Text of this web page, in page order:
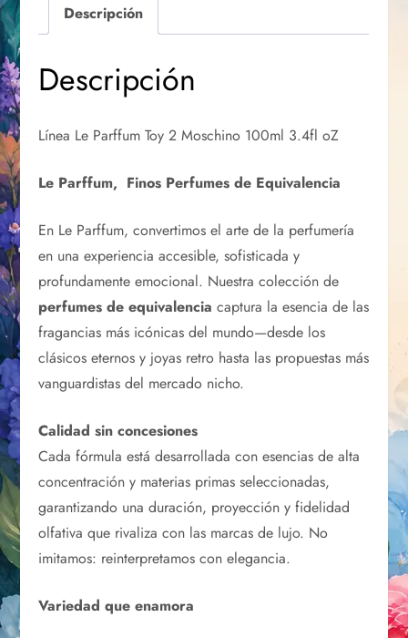
Descripción
Descripción
Línea Le Parffum Toy 2 Moschino 100ml 3.4fl oZ
Le Parffum, Finos Perfumes de Equivalencia
En Le Parffum, convertimos el arte de la perfumería
en una experiencia accesible, sofisticada y
profundamente emocional. Nuestra colección de
perfumes de equivalencia captura la esencia de las
fragancias más icónicas del mundo—desde los
clásicos eternos y joyas retro hasta las propuestas más
vanguardistas del mercado nicho.
Calidad sin concesiones
Cada fórmula está desarrollada con esencias de alta
concentración y materias primas seleccionadas,
garantizando una duración, proyección y fidelidad
olfativa que rivaliza con las marcas de lujo. No
imitamos: reinterpretamos con elegancia.
Variedad que enamora